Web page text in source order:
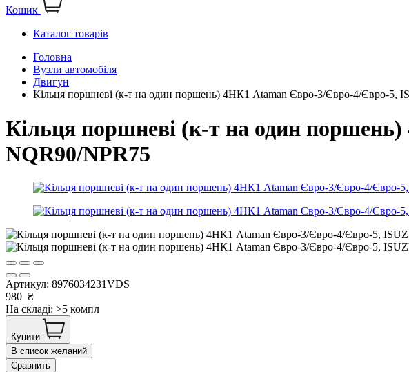
Кошик
Каталог товарів
Головна
Вузли автомобіля
Двигун
Кільця поршневі (к-т на один поршень) 4НК1 Ataman Євро-3/Євро-4/Євро-5,
Кільця поршневі (к-т на один
NQR90/NPR75
Артикул: 8976034231VDS
980 ₴
На складі: >5 компл
Купити
В список желаний
Сравнить